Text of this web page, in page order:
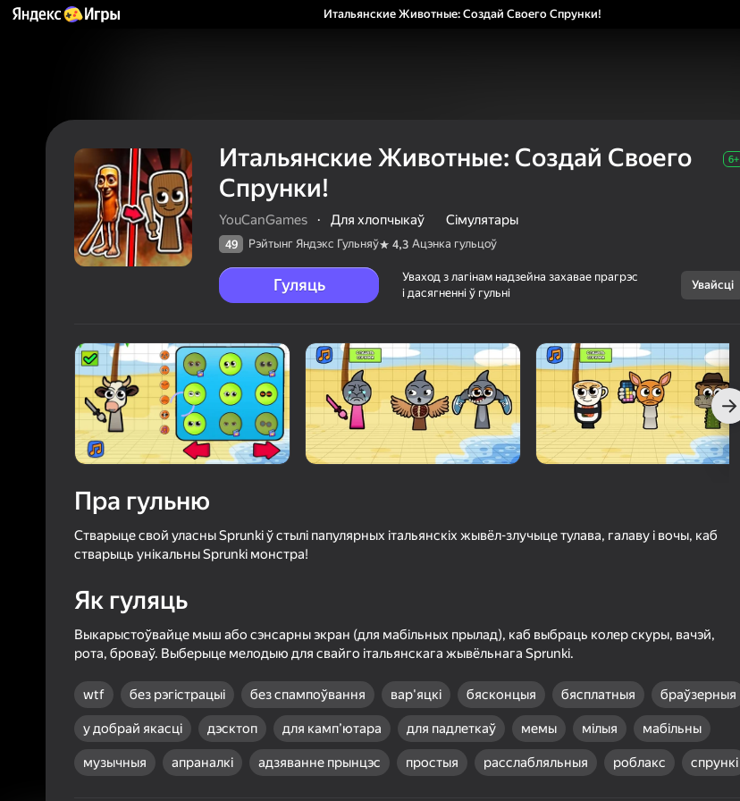
Итальянские Животные: Создай Своего Спрунки!
Итальянские
Спрунки!
YouCanGames
Для хлопчыкаў
Сімулятары
49 Рэйтынг Яндэкс Гульняў
4,3 Ацэнка гульцоў
Уваход з лагінам надзейна
Больш падрабязна аб гульні
Итальянские Животные: Создай Своего
Спрунки!
6+
YouCanGames · Для хлопчыкаў Сімулятары
49 Рэйтынг Яндэкс Гульняў 4,3 Ацэнка гульцоў
Гуляць
Уваход з лагінам надзейна захавае прагрэс
і дасягненні ў гульні
Увайсці
Пра гульню
Стварыце свой уласны Sprunki ў стылі папулярных італьянскіх жывёл-злучыце тулава, галаву і вочы, каб
стварыць унікальны Sprunki монстра!
Як гуляць
Выкарыстоўвайце мыш або сэнсарны экран (для мабільных прылад), каб выбраць колер скуры, вачэй,
рота, броваў. Выберыце мелодыю для свайго італьянскага жывёльнага Sprunki.
wtf без рэгістрацыі без спампоўвання вар'яцкі бясконцыя бясплатныя браўзерныя
у добрай якасці дэсктоп для камп’ютара для падлеткаў мемы мілыя мабільны
музычныя апраналкі адзяванне прынцэс простыя расслабляльныя роблакс спрункі